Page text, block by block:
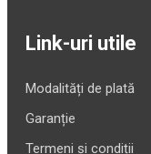
Link-uri utile
Modalități de plată
Garanție
Termeni și condiții